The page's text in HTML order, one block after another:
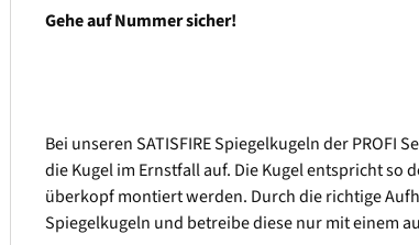
Gehe auf Nummer sicher!
Bei unseren SATISFIRE Spiegelkugeln der
die Kugel im Ernstfall auf. Die Kugel entspricht
überkopf montiert werden. Durch die richtige
Spiegelkugeln und betreibe diese nur mit einem